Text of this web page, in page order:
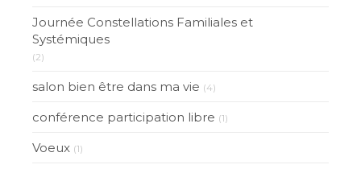
Journée Constellations Familiales et
Systémiques
(2)
salon bien être dans ma vie (4)
conférence participation libre (1)
Voeux (1)